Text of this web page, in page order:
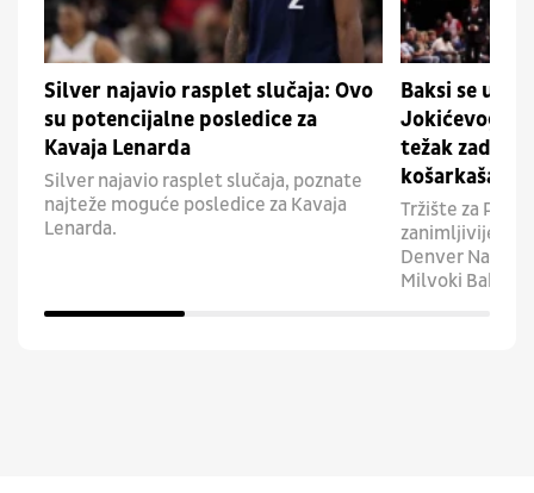
Silver najavio rasplet slučaja: Ovo
su potencijalne posledice za
Kavaja Lenarda
Silver najavio rasplet slučaja, poznate
najteže moguće posledice za Kavaja
Lenarda.
Baksi se
Jokićevog
težak
košarkaša
Tržište za
zanimljivije, a
Denver
Milvoki Baksi.